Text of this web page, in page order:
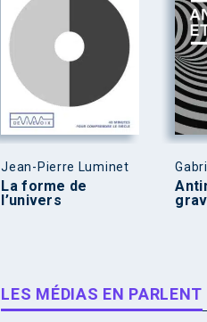
Jean-Pierre Luminet
La forme de
l’univers
LES MÉDIAS EN PARLENT